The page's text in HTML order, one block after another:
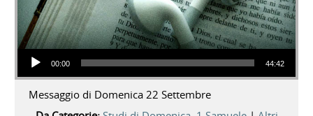
Audio Player
00:00 44:42
Messaggio di Domenica 22 Settembre